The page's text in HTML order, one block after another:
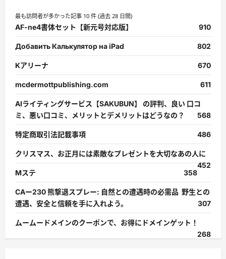
最も訪問者が多かった記事 10 件 (過去 28 日間)
AF-ne4書体セット【新元号対応版】 910
Добавить Калькулятор на iPad 802
Kアリーナ 670
mcdermottpublishing.com 611
AIライティングサービス【SAKUBUN】 の評判、良い 口コ
ミ、悪い口コミ、メリットとデメリットはどうなの？
568
特定商取引法記載事項 486
クリスマス、お正月には素敵なプレゼントを大切なあの人に
452
Mステ
358
CAー230 熊撃退スプレー: 自然との遭遇時の必需品 野生との
遭遇、安全と信頼を手に入れよう。
307
ムームードメインのクーポンで、お得にドメインゲット！
268